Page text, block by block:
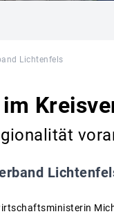
Lichtenfels